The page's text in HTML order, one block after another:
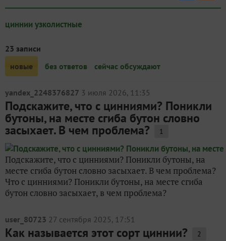
циннии узколистные
23 записи
новые
без ответов сейчас обсуждают
yandex_2248376827 3 июля 2026, 11:35
Подскажите, что с цинниями? Поникли
бутоны, на месте сгиба бутон словно
засыхает. В чем проблема? 1
Подскажите, что с цинниями? Поникли бутоны, на
месте сгиба бутон словно засыхает. В чем проблема?
Что с цинниями? Поникли бутоны, на месте сгиба
бутон словно засыхает, в чем проблема?
user_80723 27 сентября 2025, 17:51
Как называется этот сорт циннии? 2